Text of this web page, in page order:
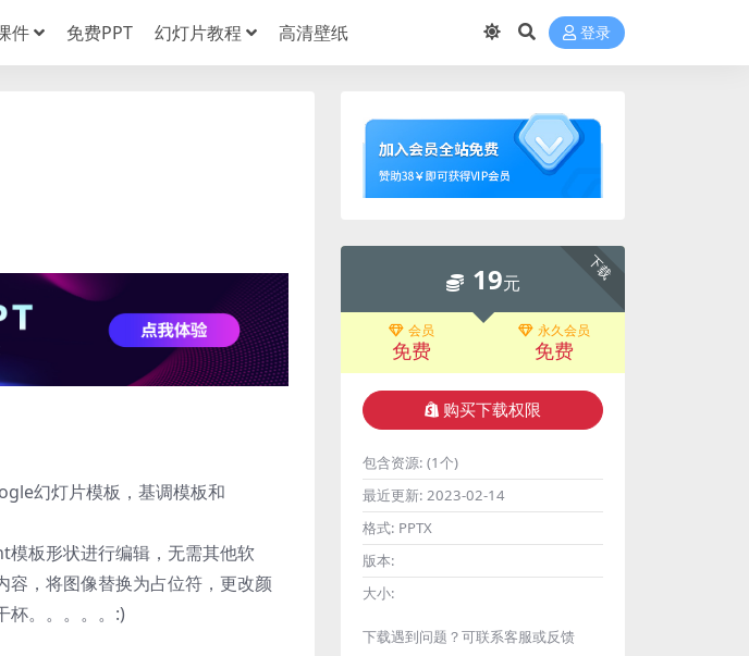
件 免费PPT 幻灯片教程 高清壁纸 登录
幻灯片模板，基调模板和
板形状进行编辑，无需其他软
，将图像替换为占位符，更改颜
杯。。。。。:)
下载
19元
会员
免费
永久会员
免费
购买下载权限
包含资源: (1个)
最近更新: 2023-02-14
格式: PPTX
版本:
大小:
下载遇到问题？可联系客服或反馈